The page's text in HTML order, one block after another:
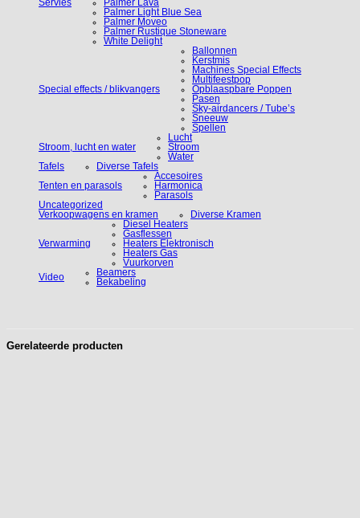
Servies
Palmer Lava
Palmer Light Blue Sea
Palmer Moveo
Palmer Rustique Stoneware
White Delight
Special effects / blikvangers
Ballonnen
Kerstmis
Machines Special Effects
Multifeestpop
Opblaaspbare Poppen
Pasen
Sky-airdancers / Tube’s
Sneeuw
Spellen
Stroom, lucht en water
Lucht
Stroom
Water
Tafels
Diverse Tafels
Tenten en parasols
Accesoires
Harmonica
Parasols
Uncategorized
Verkoopwagens en kramen
Diverse Kramen
Verwarming
Diesel Heaters
Gasflessen
Heaters Elektronisch
Heaters Gas
Vuurkorven
Video
Beamers
Bekabeling
Gerelateerde producten